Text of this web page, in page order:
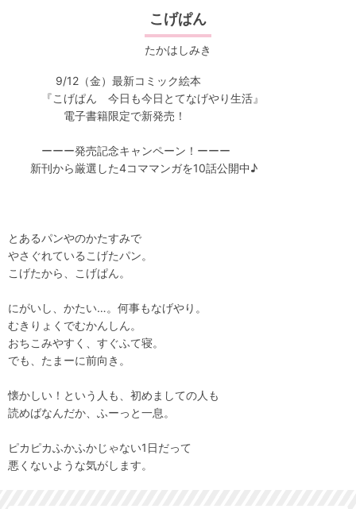
こげぱん
たかはしみき
9/12（金）最新コミック絵本
『こげぱん 今日も今日とてなげやり生活』
電子書籍限定で新発売！
ーーー発売記念キャンペーン！ーーー
新刊から厳選した4コママンガを10話公開中♪
とあるパンやのかたすみで
やさぐれているこげたパン。
こげたから、こげぱん。
にがいし、かたい…。何事もなげやり。
むきりょくでむかんしん。
おちこみやすく、すぐふて寝。
でも、たまーに前向き。
懐かしい！という人も、初めましての人も
読めばなんだか、ふーっと一息。
ピカピカふかふかじゃない1日だって
悪くないような気がします。